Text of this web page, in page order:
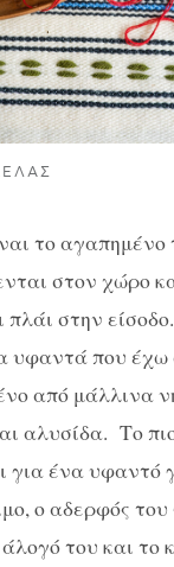
το αγαπημένο
στον χώρο
πλάι στην
υφαντά που έχω
από μάλλινα
αλυσίδα. Το
για ένα υφαντό
ο αδερφός
του και το